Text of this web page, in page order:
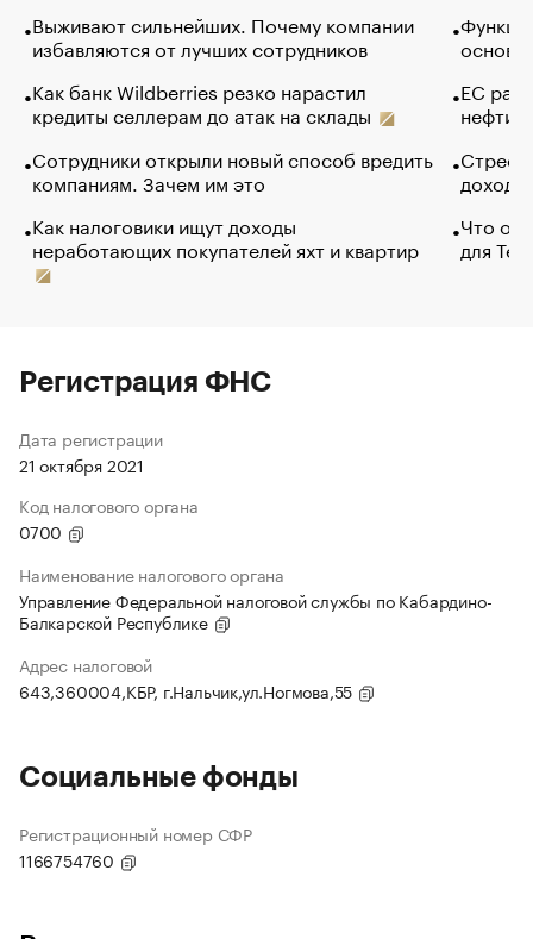
Выживают сильнейших. Почему компании
избавляются от лучших сотрудников
Как банк Wildberries резко нарастил
кредиты селлерам до атак на склады
Сотрудники открыли новый способ вредить
компаниям. Зачем им это
Как налоговики ищут доходы
неработающих покупателей яхт и квартир
основ
ЕС
нефти
Что
для
Регистрация ФНС
Дата регистрации
21 октября 2021
Код налогового органа
0700
Наименование налогового органа
Управление Федеральной налоговой службы по Кабардино-
Балкарской Республике
Адрес налоговой
643,360004,КБР, г.Нальчик,ул.Ногмова,55
Социальные фонды
Регистрационный номер СФР
1166754760